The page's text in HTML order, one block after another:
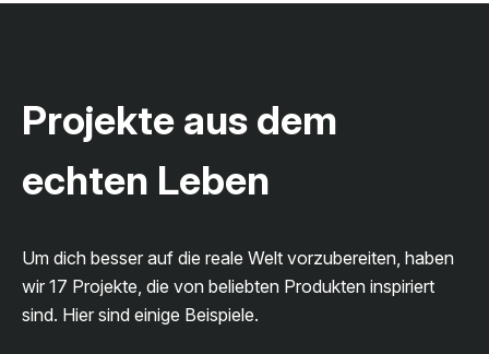
Projekte aus dem
echten Leben
Um dich besser auf die reale Welt vorzubereiten, haben
wir 17 Projekte, die von beliebten Produkten inspiriert
sind. Hier sind einige Beispiele.